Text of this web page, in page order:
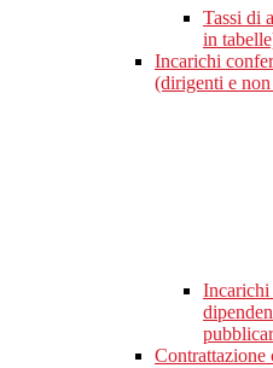
Tassi di
in
Incarichi
(dirigenti e
Incarichi
Contrattazione